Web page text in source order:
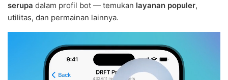
serupa dalam profil bot — temukan layanan populer,
utilitas, dan permainan lainnya.